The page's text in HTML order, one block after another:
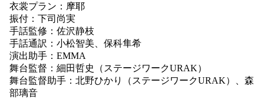
衣裳プラン：摩耶
振付：下司尚実
手話監修：佐沢静枝
手話通訳：小松智美、保科隼希
演出助手：EMMA
舞台監督：細田哲史（ステージワークURAK）
舞台監督助手：北野ひかり（ステージワークURAK）、森
部璃音